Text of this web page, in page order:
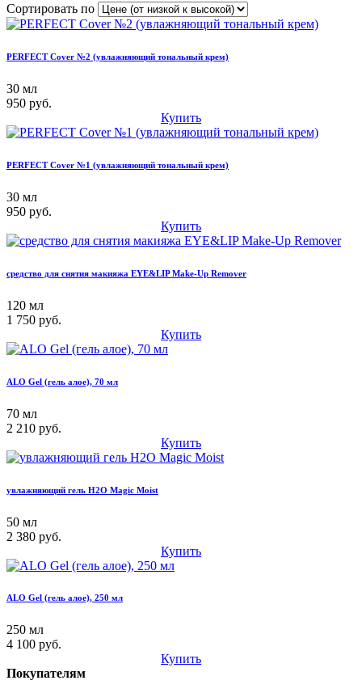
Сортировать по
PERFECT Cover №2 (увлажняющий тональный крем)
30 мл
950 руб.
Купить
PERFECT Cover №1 (увлажняющий тональный крем)
30 мл
950 руб.
Купить
средство для снятия макияжа EYE&LIP Make-Up Remover
120 мл
1 750 руб.
Купить
ALO Gel (гель алое), 70 мл
70 мл
2 210 руб.
Купить
увлажняющий гель H2O Magic Moist
50 мл
2 380 руб.
Купить
ALO Gel (гель алое), 250 мл
250 мл
4 100 руб.
Купить
Покупателям